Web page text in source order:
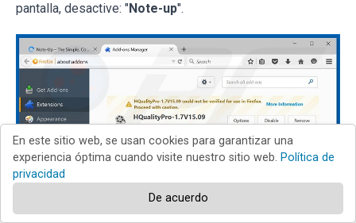
pantalla, desactive: "Note-up".
En este sitio web, se usan cookies para garantizar una
experiencia óptima cuando visite nuestro sitio web. Política de
privacidad
De acuerdo